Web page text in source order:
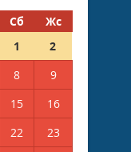
Сб
Жс
1
2
8
9
15
16
22
23